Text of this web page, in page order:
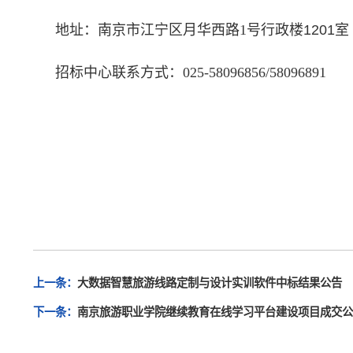
地址：南京市江宁区月华西路1号行政楼1201室
招标中心联系方式：025-58096856/58096891
上一条： 大数据智慧旅游线路定制与设计实训软件中标结果公告
下一条： 南京旅游职业学院继续教育在线学习平台建设项目成交